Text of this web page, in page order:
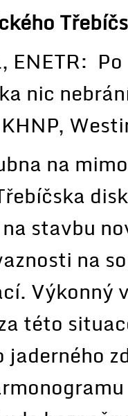
ENETR:
nic
na
stavbu
na
Výkonný
této
jaderného